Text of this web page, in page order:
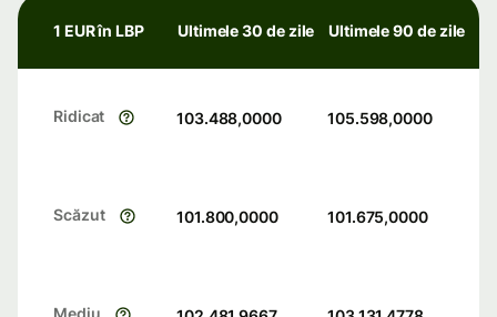
1 EUR în LBP Ultimele 30 de zile Ultimele 90 de zile
Ridicat 103.488,0000 105.598,0000
Scăzut 101.800,0000 101.675,0000